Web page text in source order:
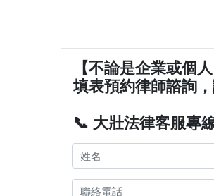
【不論是企業或個
填表預約律師諮詢
📞 大壯法律客服專